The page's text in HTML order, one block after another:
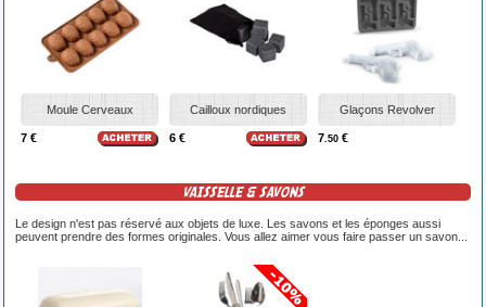
Moule Cerveaux
7 €
Cailloux nordiques
6 €
Glaçons Revolver
7.50 €
VAISSELLE & SAVONS
Le design n'est pas réservé aux objets de luxe. Les savons et les éponges aussi
peuvent prendre des formes originales. Vous allez aimer vous faire passer un savon...